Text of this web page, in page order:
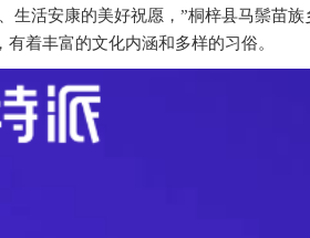
生活安康的美好祝愿，”桐梓县马鬃苗
着丰富的文化内涵和多样的习俗。